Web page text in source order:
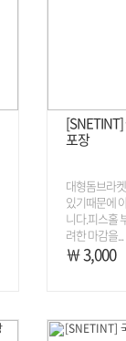
포장
대형돔브라
있기때문에
니다.피스홀
려한 마감을...
￦ 3,000